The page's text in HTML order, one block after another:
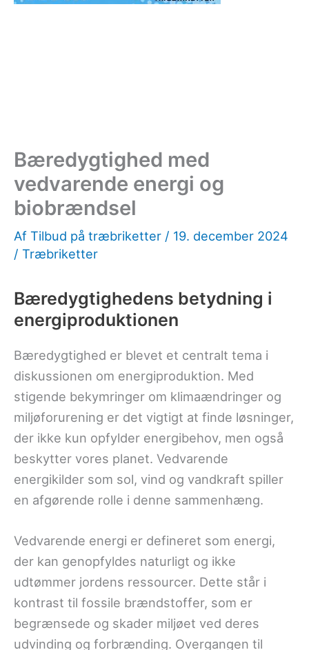
Bæredygtighed med
vedvarende energi og
biobrændsel
Af Tilbud på træbriketter / 19. december 2024
/ Træbriketter
Bæredygtighedens betydning i
energiproduktionen
Bæredygtighed er blevet et centralt tema i
diskussionen om energiproduktion. Med
stigende bekymringer om klimaændringer og
miljøforurening er det vigtigt at finde løsninger,
der ikke kun opfylder energibehov, men også
beskytter vores planet. Vedvarende
energikilder som sol, vind og vandkraft spiller
en afgørende rolle i denne sammenhæng.
Vedvarende energi er defineret som energi,
der kan genopfyldes naturligt og ikke
udtømmer jordens ressourcer. Dette står i
kontrast til fossile brændstoffer, som er
begrænsede og skader miljøet ved deres
udvinding og forbrænding. Overgangen til